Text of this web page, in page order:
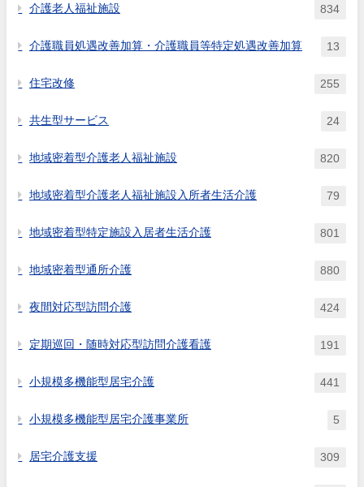
介護老人福祉施設 834
介護職員処遇改善加算・介護職員等特定処遇改善加算 13
住宅改修 255
共生型サービス 24
地域密着型介護老人福祉施設 820
地域密着型介護老人福祉施設入所者生活介護 79
地域密着型特定施設入居者生活介護 801
地域密着型通所介護 880
夜間対応型訪問介護 424
定期巡回・随時対応型訪問介護看護 191
小規模多機能型居宅介護 441
小規模多機能型居宅介護事業所 5
居宅介護支援 309